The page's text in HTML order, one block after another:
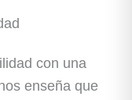
con una
enseña que